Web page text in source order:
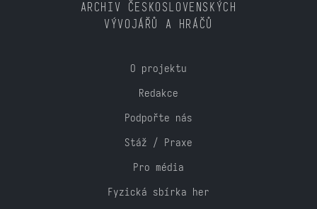
ARCHIV ČESKOSLOVENSKÝCH
VÝVOJÁŘŮ A HRÁČŮ
O projektu
Redakce
Podpořte nás
Stáž / Praxe
Pro média
Fyzická sbírka her